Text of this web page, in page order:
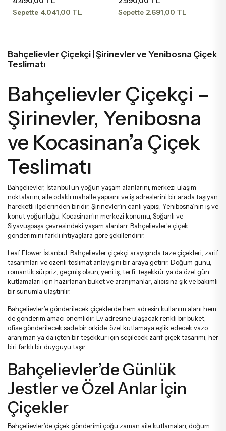
Söz & Nişan Çiçekleri
Öğretmene Çiçek
Gelin & Damat Yaka Çiçekleri
Anneye Çiçek
Babaya Çiçek
Tebrik - Terfi Çiçekleri
Hoş Geldin Bebek Çiçekleri
Özür Çiçekleri
Kapuçino
Starliçe Buketleri
Sümbül Buketleri
Luxury Buketler
Büyük Buketler
Erengül Buketleri
Papatya Ve Kır Buketleri
Peluş Ayıcık Ve Gül Buketi
Gelin Buketleri
Şakayık Ve Şakayıklı Aranjmanlar
Luxury Aranjmanlar Ve Tasarımlar
Sepette 4.041,00 TL Sepette 2.691,00 TL
Bahçelievler Çiçekçi | Şirinevler ve Yenibosna Çiçek
Teslimatı
Bahçelievler Çiçekçi –
Şirinevler, Yenibosna
ve Kocasinan’a Çiçek
Teslimatı
Bahçelievler, İstanbul’un yoğun yaşam alanlarını, merkezi ulaşım
noktalarını, aile odaklı mahalle yapısını ve iş adreslerini bir arada taşıyan
hareketli ilçelerinden biridir. Şirinevler’in canlı yapısı, Yenibosna’nın iş ve
konut yoğunluğu, Kocasinan’ın merkezi konumu, Soğanlı ve
Siyavuşpaşa çevresindeki yaşam alanları; Bahçelievler’e çiçek
gönderimini farklı ihtiyaçlara göre şekillendirir.
Leaf Flower İstanbul, Bahçelievler çiçekçi arayışında taze çiçekleri, zarif
tasarımları ve özenli teslimat anlayışını bir araya getirir. Doğum günü,
romantik sürpriz, geçmiş olsun, yeni iş, terfi, teşekkür ya da özel gün
kutlamaları için hazırlanan buket ve aranjmanlar; alıcısına şık ve bakımlı
bir sunumla ulaştırılır.
Bahçelievler’e gönderilecek çiçeklerde hem adresin kullanım alanı hem
de gönderim amacı önemlidir. Ev adresine ulaşacak renkli bir buket,
ofise gönderilecek sade bir orkide, özel kutlamaya eşlik edecek vazo
aranjman ya da içten bir teşekkür için seçilecek zarif çiçek tasarımı; her
biri farklı bir duyguyu taşır.
Bahçelievler’de Günlük
Jestler ve Özel Anlar İçin
Çiçekler
Bahçelievler’de çiçek gönderimi çoğu zaman aile kutlamaları, doğum